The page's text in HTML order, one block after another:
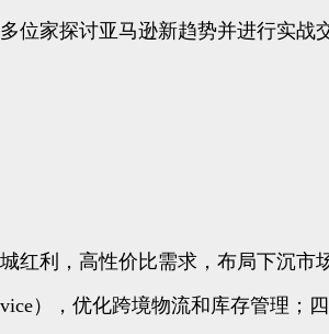
位家探讨亚马逊新趋势并进行实战
红利，高性价比需求，布局下沉
），优化跨境物流和库存管理